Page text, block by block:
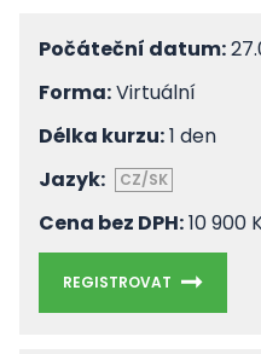
Počáteční datum:
Forma:Virtuální
Délka kurzu:1 den
Jazyk:
CZ/SK
Cena bez DPH:10 900
REGISTROVAT